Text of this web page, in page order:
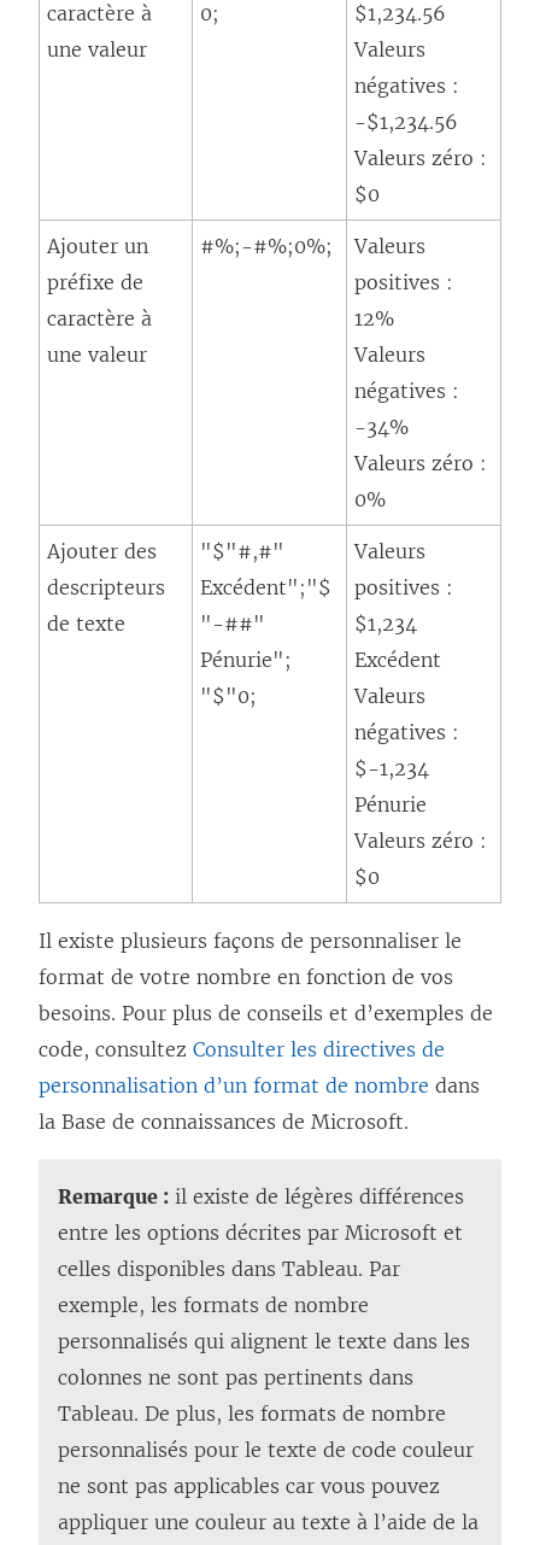
caractère à
une valeur
0;
$1,234.56
Valeurs
négatives :
-$1,234.56
Valeurs zéro :
$0
Ajouter un
préfixe de
caractère à
une valeur
#%;-#%;0%;
Valeurs
positives :
12%
Valeurs
négatives :
-34%
Valeurs zéro :
0%
Ajouter des
descripteurs
de texte
"$"#,#"
Excédent";"$
"-##"
Pénurie";
"$"0;
Valeurs
positives :
$1,234
Excédent
Valeurs
négatives :
$-1,234
Pénurie
Valeurs zéro :
$0
Il existe plusieurs façons de personnaliser le
format de votre nombre en fonction de vos
besoins. Pour plus de conseils et d’exemples de
code, consultez Consulter les directives de
personnalisation d’un format de nombre dans
la Base de connaissances de Microsoft.
Remarque : il existe de légères différences
entre les options décrites par Microsoft et
celles disponibles dans Tableau. Par
exemple, les formats de nombre
personnalisés qui alignent le texte dans les
colonnes ne sont pas pertinents dans
Tableau. De plus, les formats de nombre
personnalisés pour le texte de code couleur
ne sont pas applicables car vous pouvez
appliquer une couleur au texte à l’aide de la